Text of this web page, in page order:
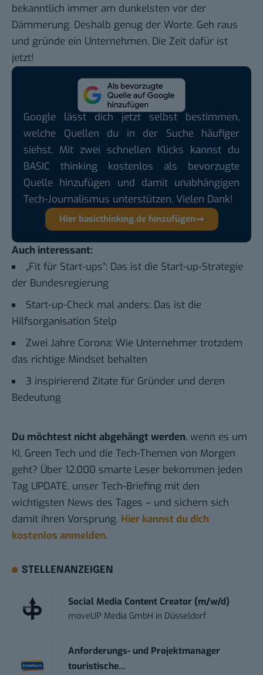
bekanntlich immer am dunkelsten vor der
Dämmerung. Deshalb genug der Worte. Geh raus
und gründe ein Unternehmen. Die Zeit dafür ist
jetzt!
Google lässt dich jetzt selbst bestimmen,
welche Quellen du in der Suche häufiger
siehst. Mit zwei schnellen Klicks kannst du
BASIC thinking kostenlos als bevorzugte
Quelle hinzufügen und damit unabhängigen
Tech-Journalismus unterstützen. Vielen Dank!
Hier basicthinking.de hinzufügen
Auch interessant:
„Fit für Start-ups“: Das ist die Start-up-Strategie
der Bundesregierung
Start-up-Check mal anders: Das ist die
Hilfsorganisation Stelp
Zwei Jahre Corona: Wie Unternehmer trotzdem
das richtige Mindset behalten
3 inspirierend Zitate für Gründer und deren
Bedeutung
Du möchtest nicht abgehängt werden, wenn es um
KI, Green Tech und die Tech-Themen von Morgen
geht? Über 12.000 smarte Leser bekommen jeden
Tag UPDATE, unser Tech-Briefing mit den
wichtigsten News des Tages – und sichern sich
damit ihren Vorsprung. Hier kannst du dich
kostenlos anmelden.
STELLENANZEIGEN
Social Media Content Creator (m/w/d)
moveUP Media GmbH in Düsseldorf
Anforderungs- und Projektmanager
touristische...